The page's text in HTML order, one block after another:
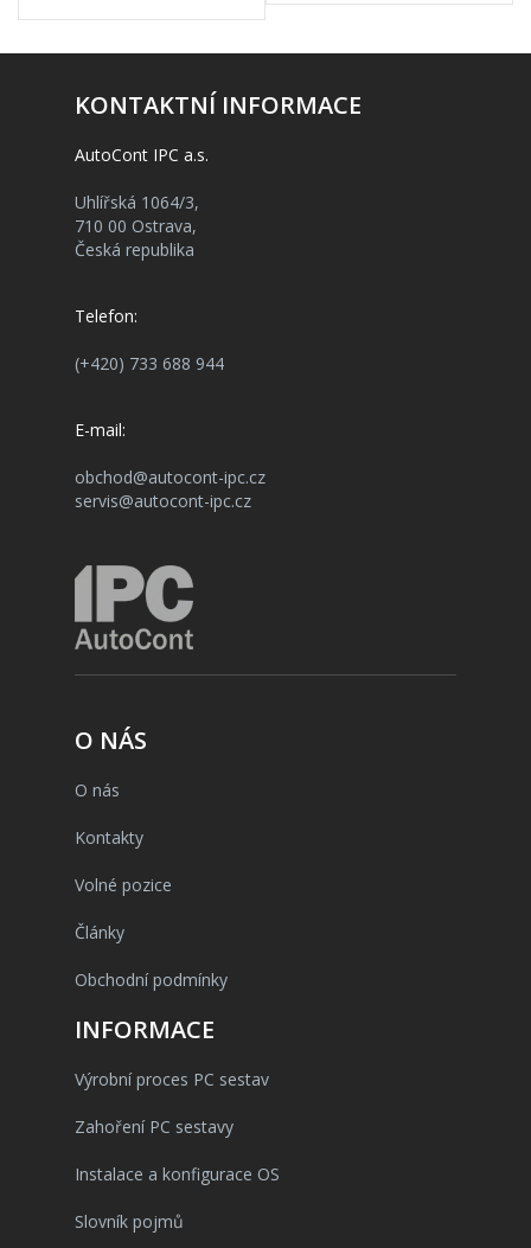
KONTAKTNÍ INFORMACE
AutoCont IPC a.s.
Uhlířská 1064/3,
710 00 Ostrava,
Česká republika
Telefon:
(+420) 733 688 944
E-mail:
obchod@autocont-ipc.cz
servis@autocont-ipc.cz
O NÁS
O nás
Kontakty
Volné pozice
Články
Obchodní podmínky
INFORMACE
Výrobní proces PC sestav
Zahoření PC sestavy
Instalace a konfigurace OS
Slovník pojmů